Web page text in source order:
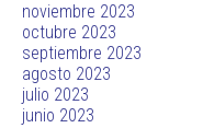
noviembre 2023
octubre 2023
septiembre 2023
agosto 2023
julio 2023
junio 2023